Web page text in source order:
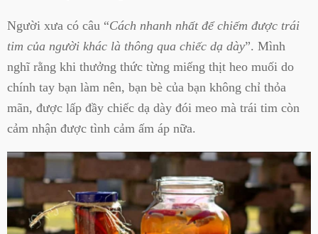
Người xưa có câu “Cách nhanh nhất để chiếm được trái
tim của người khác là thông qua chiếc dạ dày”. Mình
nghĩ rằng khi thưởng thức từng miếng thịt heo muối do
chính tay bạn làm nên, bạn bè của bạn không chỉ thỏa
mãn, được lấp đầy chiếc dạ dày đói meo mà trái tim còn
cảm nhận được tình cảm ấm áp nữa.